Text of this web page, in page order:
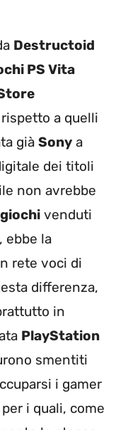
Destructoid
PS Vita
a quelli
già Sony a
dei titoli
non avrebbe
giochi venduti
ebbe la
rete voci di
differenza,
in
PlayStation
smentiti
i gamer
i quali, come